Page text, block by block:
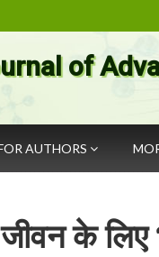
of
AUTHORS
के लिए